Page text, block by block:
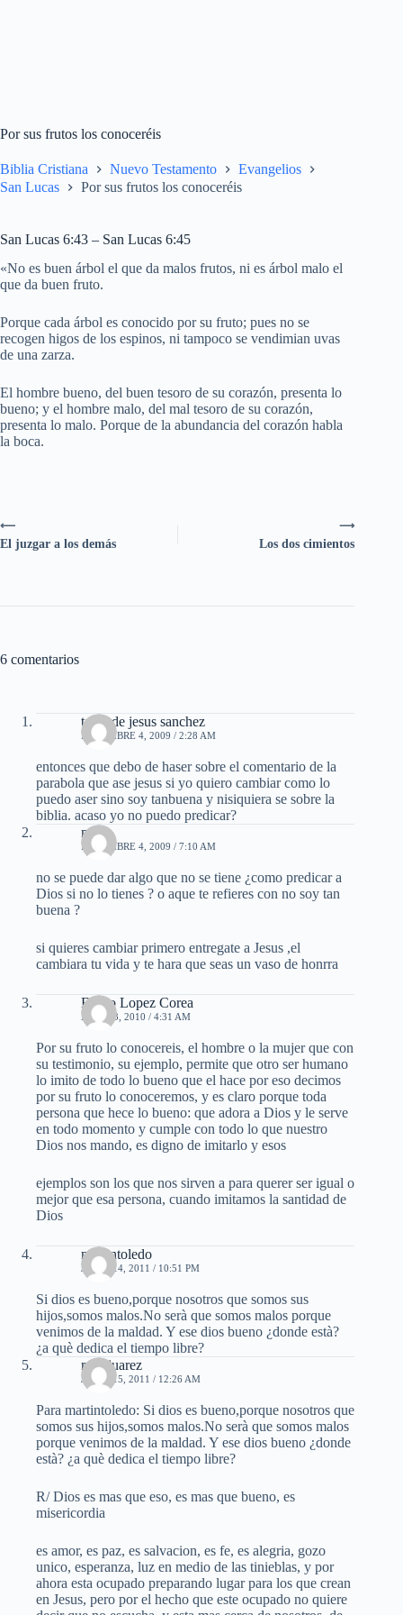
Por sus frutos los conoceréis
Biblia Cristiana Nuevo Testamento
Evangelios
San Lucas
Por sus frutos los conoceréis
San Lucas 6:43 – San Lucas 6:45
«No es buen árbol el que da malos frutos, ni es árbol malo el
que da buen fruto.
Porque cada árbol es conocido por su fruto; pues no se
recogen higos de los espinos, ni tampoco se vendimian uvas
de una zarza.
El hombre bueno, del buen tesoro de su corazón, presenta lo
bueno; y el hombre malo, del mal tesoro de su corazón,
presenta lo malo. Porque de la abundancia del corazón habla
la boca.
⟶
Los dos cimientos
⟵
El juzgar a los demás
6 comentarios
tania de jesus sanchez
DICIEMBRE 4, 2009 / 2:28 AM
entonces que debo de haser sobre el comentario de la
parabola que ase jesus si yo quiero cambiar como lo
puedo aser sino soy tanbuena y nisiquiera se sobre la
biblia. acaso yo no puedo predicar?
mael
DICIEMBRE 4, 2009 / 7:10 AM
no se puede dar algo que no se tiene ¿como predicar a
Dios si no lo tienes ? o aque te refieres con no soy tan
buena ?
si quieres cambiar primero entregate a Jesus ,el
cambiara tu vida y te hara que seas un vaso de honrra
Eliseo Lopez Corea
ABRIL 3, 2010 / 4:31 AM
Por su fruto lo conocereis, el hombre o la mujer que con
su testimonio, su ejemplo, permite que otro ser humano
lo imito de todo lo bueno que el hace por eso decimos
por su fruto lo conoceremos, y es claro porque toda
persona que hece lo bueno: que adora a Dios y le serve
en todo momento y cumple con todo lo que nuestro
Dios nos mando, es digno de imitarlo y esos
ejemplos son los que nos sirven a para querer ser igual o
mejor que esa persona, cuando imitamos la santidad de
Dios
martintoledo
JUNIO 14, 2011 / 10:51 PM
Si dios es bueno,porque nosotros que somos sus
hijos,somos malos.No serà que somos malos porque
venimos de la maldad. Y ese dios bueno ¿donde està?
¿a què dedica el tiempo libre?
rosa juarez
JUNIO 15, 2011 / 12:26 AM
Para martintoledo: Si dios es bueno,porque nosotros que
somos sus hijos,somos malos.No serà que somos malos
porque venimos de la maldad. Y ese dios bueno ¿donde
està? ¿a què dedica el tiempo libre?
R/ Dios es mas que eso, es mas que bueno, es
misericordia
es amor, es paz, es salvacion, es fe, es alegria, gozo
unico, esperanza, luz en medio de las tinieblas, y por
ahora esta ocupado preparando lugar para los que crean
en Jesus, pero por el hecho que este ocupado no quiere